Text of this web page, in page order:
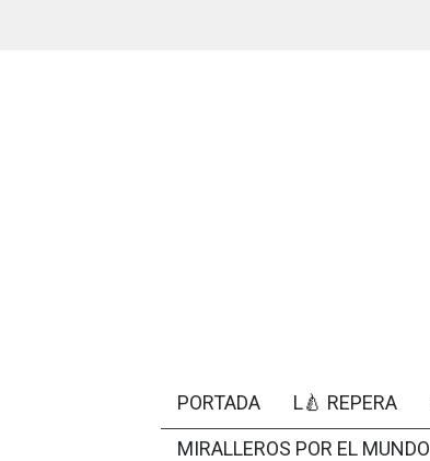
PORTADA L🍐 REPERA
MIRALLEROS POR EL MUNDO